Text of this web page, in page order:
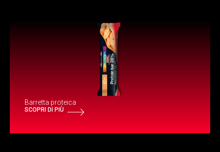
Barretta proteica
SCOPRI DI PIÙ